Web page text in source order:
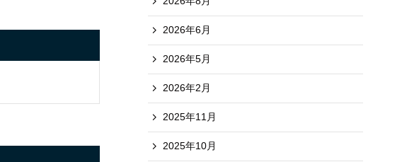
2026年6月
2026年5月
2026年2月
2025年11月
2025年10月